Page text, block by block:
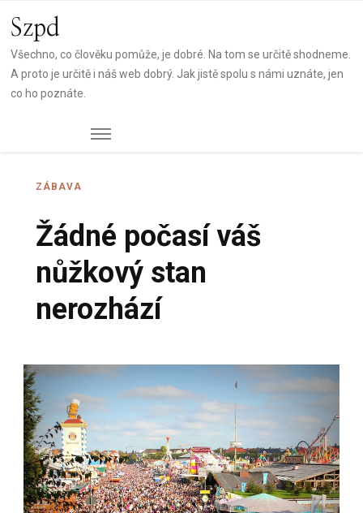
Szpd
Všechno, co člověku pomůže, je dobré. Na tom se určitě shodneme.
A proto je určitě i náš web dobrý. Jak jistě spolu s námi uznáte, jen
co ho poznáte.
ZÁBAVA
Žádné počasí váš
nůžkový stan
nerozhází